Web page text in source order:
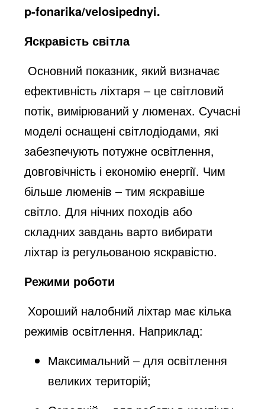
p-fonarika/velosipednyi.
Яскравість світла
Основний показник, який визначає
ефективність ліхтаря – це світловий
потік, вимірюваний у люменах. Сучасні
моделі оснащені світлодіодами, які
забезпечують потужне освітлення,
довговічність і економію енергії. Чим
більше люменів – тим яскравіше
світло. Для нічних походів або
складних завдань варто вибирати
ліхтар із регульованою яскравістю.
Режими роботи
Хороший налобний ліхтар має кілька
режимів освітлення. Наприклад:
Максимальний – для освітлення
великих територій;